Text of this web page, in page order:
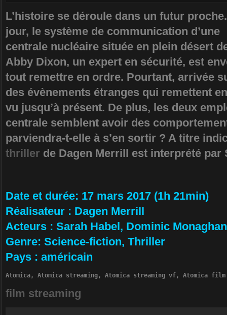
L’histoire se déroule dans un futur
jour, le système de communication d’une
centrale nucléaire située en plein désert
Abby Dixon, un expert en sécurité, est
tout remettre en ordre. Pourtant, arrivée
des évènements étranges qui remettent
vu jusqu’à présent. De plus, les deux
centrale semblent avoir des
parviendra-t-elle à s’en sortir ? A titre
thriller de Dagen Merrill est interprété par
Da­te et durée: 17 mars 2017 (1h 21min)
Ré­alisateur : Dagen Merrill
Ac­teurs : Sarah Habel, Dominic
Ge­nre: Science-fiction, Thriller
Pa­ys : américain
Atomica, Atomica streaming, Atomica streaming vf, Atomica
film streaming